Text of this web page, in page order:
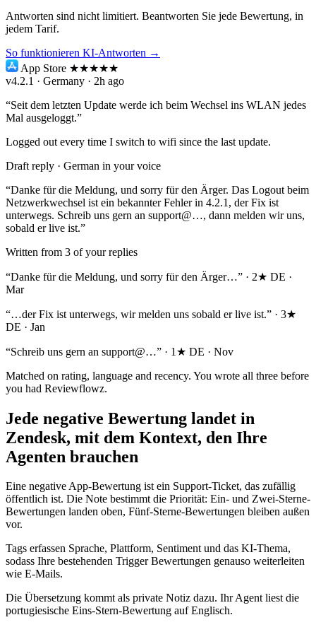
Antworten sind nicht limitiert. Beantworten Sie jede Bewertung, in
jedem Tarif.
So funktionieren KI-Antworten →
App Store ★★★★★
v4.2.1 · Germany · 2h ago
“Seit dem letzten Update werde ich beim Wechsel ins WLAN jedes
Mal ausgeloggt.”
Logged out every time I switch to wifi since the last update.
Draft reply · German in your voice
“Danke für die Meldung, und sorry für den Ärger. Das Logout beim
Netzwerkwechsel ist ein bekannter Fehler in 4.2.1, der Fix ist
unterwegs. Schreib uns gern an support@…, dann melden wir uns,
sobald er live ist.”
Written from 3 of your replies
“Danke für die Meldung, und sorry für den Ärger…” · 2★ DE ·
Mar
“…der Fix ist unterwegs, wir melden uns sobald er live ist.” · 3★
DE · Jan
“Schreib uns gern an support@…” · 1★ DE · Nov
Matched on rating, language and recency. You wrote all three before
you had Reviewflowz.
Jede negative Bewertung landet in
Zendesk, mit dem Kontext, den Ihre
Agenten brauchen
Eine negative App-Bewertung ist ein Support-Ticket, das zufällig
öffentlich ist. Die Note bestimmt die Priorität: Ein- und Zwei-Sterne-
Bewertungen landen oben, Fünf-Sterne-Bewertungen bleiben außen
vor.
Tags erfassen Sprache, Plattform, Sentiment und das KI-Thema,
sodass Ihre bestehenden Trigger Bewertungen genauso weiterleiten
wie E-Mails.
Die Übersetzung kommt als private Notiz dazu. Ihr Agent liest die
portugiesische Eins-Stern-Bewertung auf Englisch.